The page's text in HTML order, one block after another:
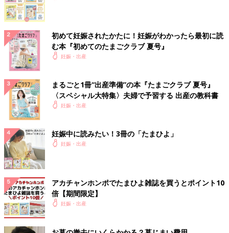
初めて妊娠されたかたに！妊娠がわかったら最初に読
む本『初めてのたまごクラブ 夏号』
妊娠・出産
まるごと1冊“出産準備”の本『たまごクラブ 夏号』
〈スペシャル大特集〉夫婦で予習する 出産の教科書
妊娠・出産
妊娠中に読みたい！3冊の「たまひよ」
妊娠・出産
アカチャンホンポでたまひよ雑誌を買うとポイント10
倍【期間限定】
妊娠・出産